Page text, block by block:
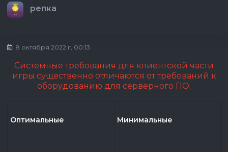
репка
8 октября 2022 г, 00:13
Системные требования для клиентской части
игры существенно отличаются от требований к
оборудованию для серверного ПО.
Оптимальные Минимальные